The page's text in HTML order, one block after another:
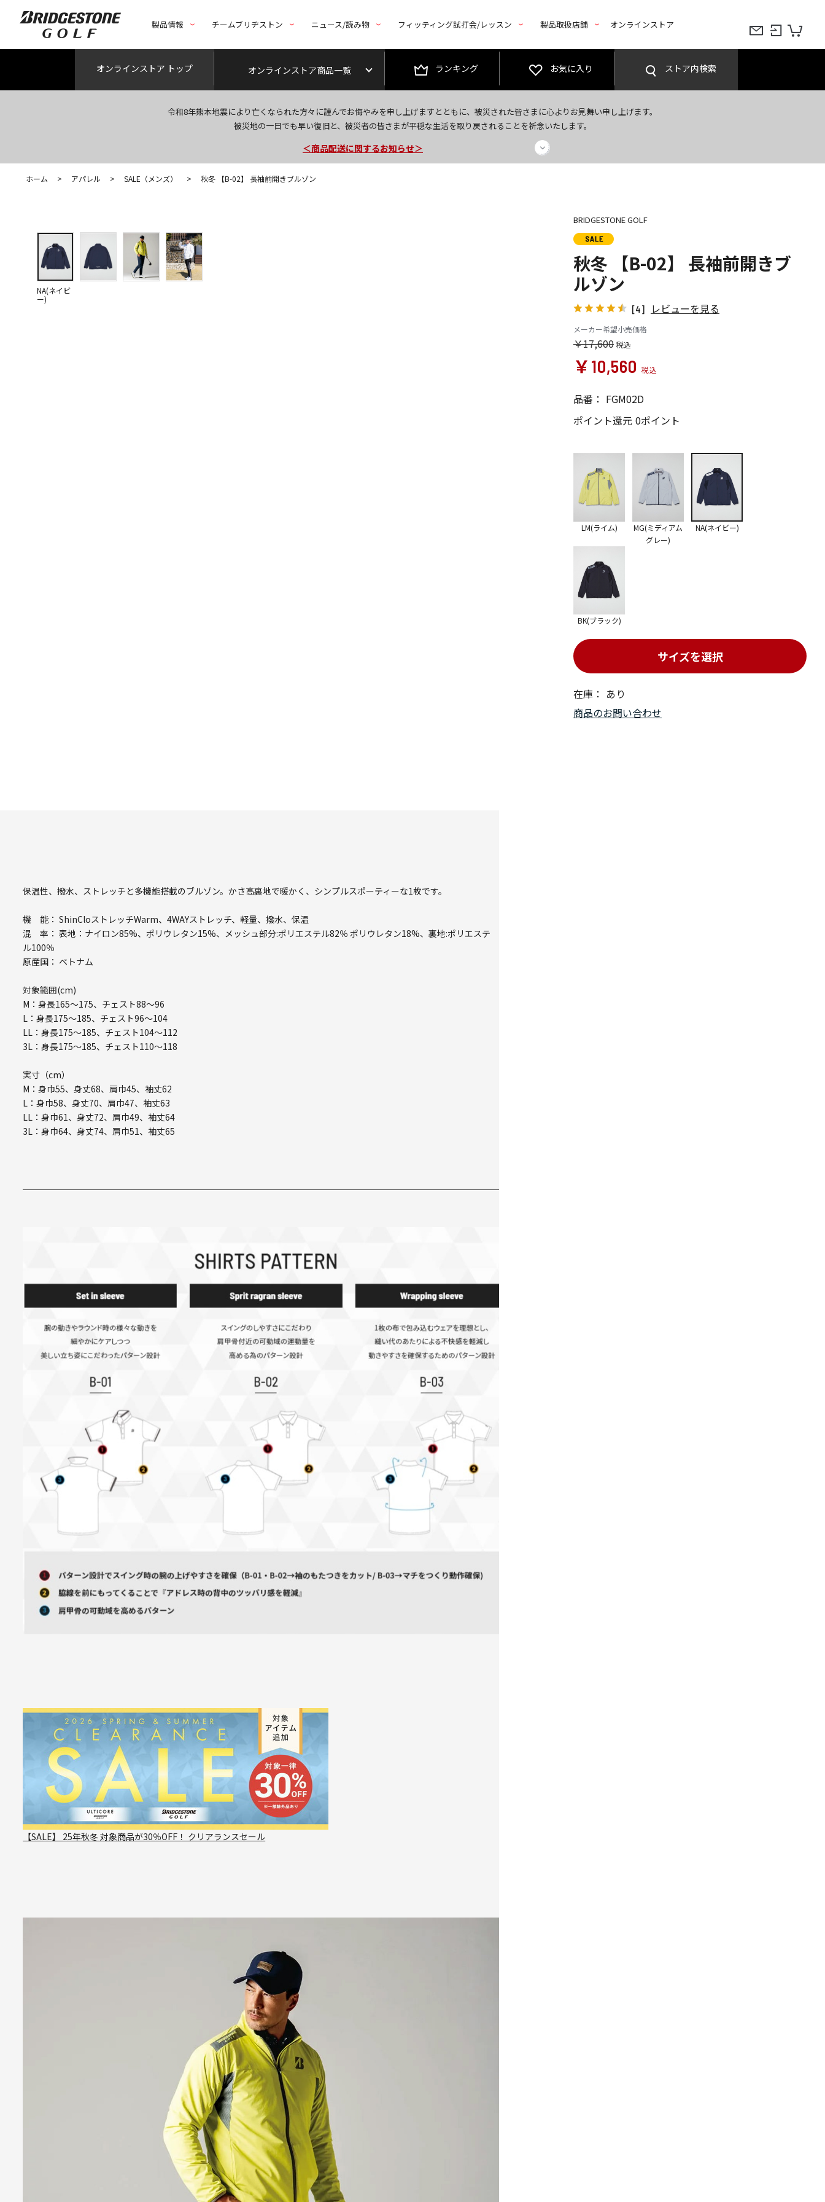
製品情報 チームブリヂストン ニュース/読み物 フィッティング試打会/レッスン 製品取扱店舗 オンラインストア
オンラインストア トップ オンラインストア商品一覧 ランキング お気に入り ストア内検索
令和8年熊本地震により亡くなられた方々に謹んでお悔やみを申し上げますとともに、被災された皆さまに心よりお見舞い申し上げます。
被災地の一日でも早い復旧と、被災者の皆さまが平穏な生活を取り戻されることを祈念いたします。
今なら新規会員登録で1,000円OFFクーポンプレゼント！
＜商品配送に関するお知らせ＞
＜夏季休暇中のご注文・発送・お問い合わせ＞
ホーム > アパレル > SALE（メンズ） > 秋冬 【B-02】 長袖前開きブルゾン
NA(ネイビ
ー)
BRIDGESTONE GOLF
秋冬 【B-02】 長袖前開きブ
ルゾン
[4] レビューを見る
メーカー希望小売価格
￥17,600
￥10,560
品番： FGM02D
ポイント還元 0ポイント
在庫： あり
サイズを選択
LM(ライム)
MG(ミディアム
グレー)
NA(ネイビー)
BK(ブラック)
商品のお問い合わせ
保温性、撥水、ストレッチと多機能搭載のブルゾン。かさ高裏地で暖かく、シンプルスポーティーな1枚です。
機 能： ShinCloストレッチWarm、4WAYストレッチ、軽量、撥水、保温
混 率： 表地：ナイロン85%、ポリウレタン15%、メッシュ部分:ポリエステル82％ ポリウレタン18%、裏地:ポリエステ
ル100％
原産国： ベトナム
対象範囲(cm)
M：身長165～175、チェスト88～96
L：身長175～185、チェスト96～104
LL：身長175～185、チェスト104～112
3L：身長175～185、チェスト110～118
実寸（cm）
M：身巾55、身丈68、肩巾45、袖丈62
L：身巾58、身丈70、肩巾47、袖丈63
LL：身巾61、身丈72、肩巾49、袖丈64
3L：身巾64、身丈74、肩巾51、袖丈65
【SALE】 25年秋冬 対象商品が30％OFF！ クリアランスセール